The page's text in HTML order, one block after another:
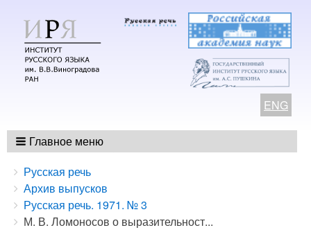
ENG
Главное меню
Breadcrumbs
You
are
here:
Русская речь
Архив выпусков
Русская речь. 1971. № 3
М. В. Ломоносов о выразительност...